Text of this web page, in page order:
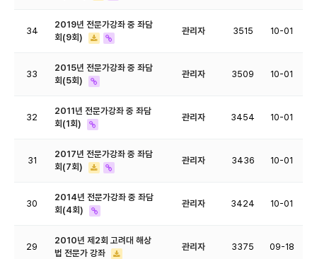
34
2019년 전문가강좌 중 좌담
회(9회)
관리자 3515 10-01
33
2015년 전문가강좌 중 좌담
회(5회)
관리자 3509 10-01
32
2011년 전문가강좌 중 좌담
회(1회)
관리자 3454 10-01
31
2017년 전문가강좌 중 좌담
회(7회)
관리자 3436 10-01
30
2014년 전문가강좌 중 좌담
회(4회)
관리자 3424 10-01
29
2010년 제2회 고려대 해상
법 전문가 강좌
관리자 3375 09-18